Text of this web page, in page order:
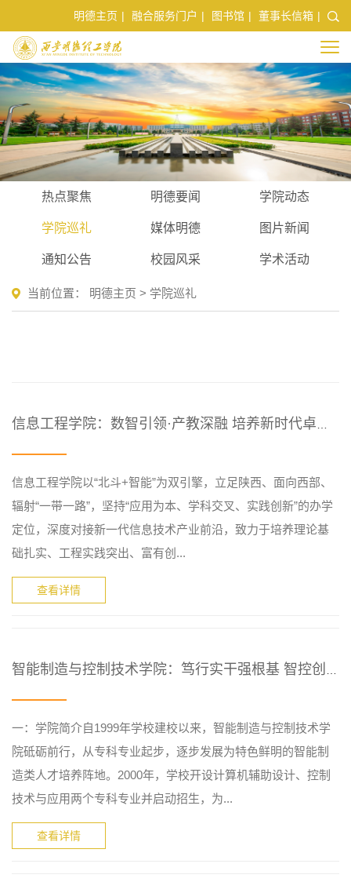
明德主页 | 融合服务门户 | 图书馆 | 董事长信箱 |
热点聚焦 明德要闻 学院动态
学院巡礼 媒体明德 图片新闻
通知公告 校园风采 学术活动
当前位置： 明德主页 > 学院巡礼
信息工程学院：数智引领·产教深融 培养新时代卓越工程师的 “...
信息工程学院以“北斗+智能”为双引擎，立足陕西、面向西部、
辐射“一带一路”，坚持“应用为本、学科交叉、实践创新”的办学
定位，深度对接新一代信息技术产业前沿，致力于培养理论基
础扎实、工程实践突出、富有创...
查看详情
智能制造与控制技术学院：笃行实干强根基 智控创新育英才
一：学院简介自1999年学校建校以来，智能制造与控制技术学
院砥砺前行，从专科专业起步，逐步发展为特色鲜明的智能制
造类人才培养阵地。2000年，学校开设计算机辅助设计、控制
技术与应用两个专科专业并启动招生，为...
查看详情